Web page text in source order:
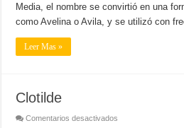
Media, el nombre se convirtió en una
como Avelina o Avila, y se utilizó con
Leer Mas »
Clotilde
Comentarios desactivados